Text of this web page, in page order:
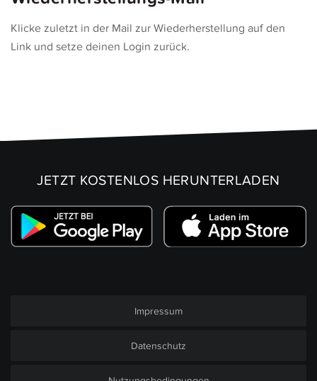
Klicke zuletzt in der Mail zur Wiederherstellung auf den
Link und setze deinen Login zurück.
JETZT KOSTENLOS HERUNTERLADEN
Impressum
Datenschutz